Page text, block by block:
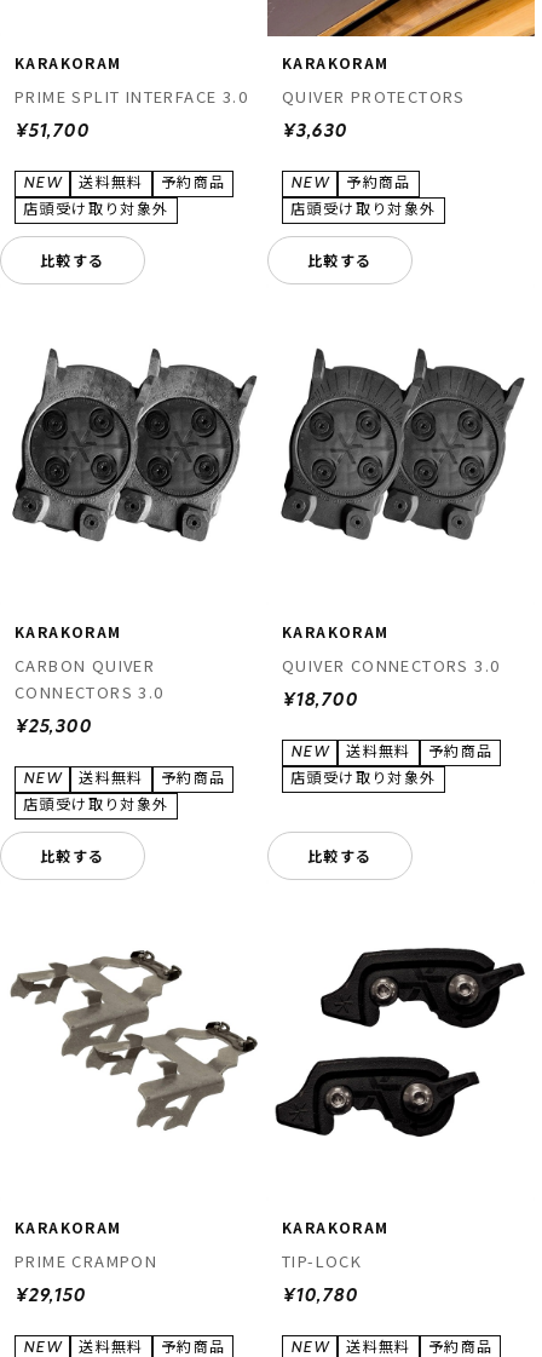
KARAKORAM
PRIME SPLIT INTERFACE 3.0
¥51,700
比較する
KARAKORAM
QUIVER PROTECTORS
¥3,630
比較する
KARAKORAM
CARBON QUIVER
CONNECTORS 3.0
¥25,300
比較する
KARAKORAM
QUIVER CONNECTORS 3.0
¥18,700
比較する
KARAKORAM
PRIME CRAMPON
¥29,150
KARAKORAM
TIP-LOCK
¥10,780